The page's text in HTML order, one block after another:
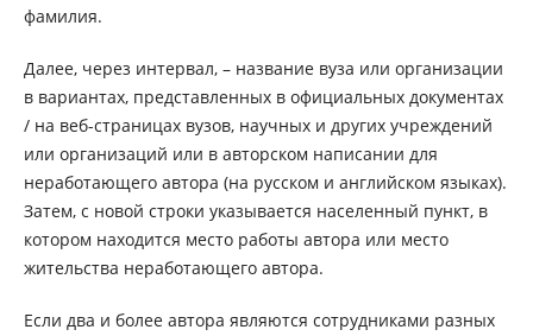
фамилия.
Далее, через интервал, – название вуза или организации
в вариантах, представленных в официальных документах
/ на веб-страницах вузов, научных и других учреждений
или организаций или в авторском написании для
неработающего автора (на русском и английском языках).
Затем, с новой строки указывается населенный пункт, в
котором находится место работы автора или место
жительства неработающего автора.
Если два и более автора являются сотрудниками разных